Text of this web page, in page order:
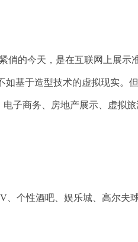
俏的今天，是在互联网上展示
基于造型技术的虚拟现实。
子商务、房地产展示、虚拟
个性酒吧、娱乐城、高尔夫